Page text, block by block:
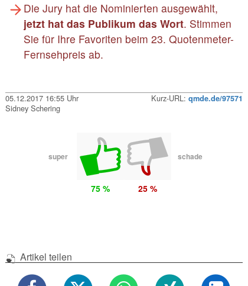
Die Jury hat die Nominierten ausgewählt,
jetzt hat das Publikum das Wort. Stimmen
Sie für Ihre Favoriten beim 23. Quotenmeter-
Fernsehpreis ab.
05.12.2017 16:55 Uhr Kurz-URL: qmde.de/97571
Sidney Schering
super schade
75 % 25 %
Artikel teilen